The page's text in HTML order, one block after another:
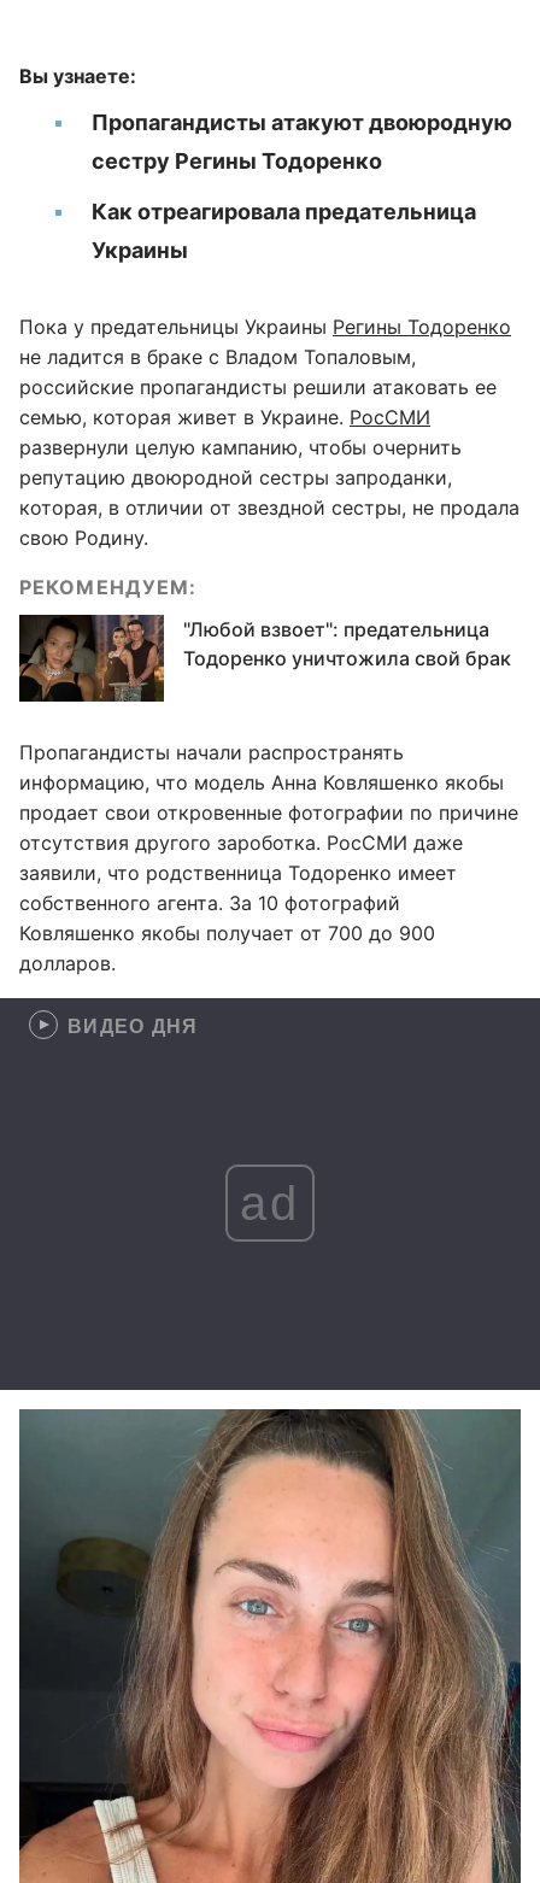
Вы узнаете:
Пропагандисты атакуют двоюродную
сестру Регины Тодоренко
Как отреагировала предательница
Украины
Пока у предательницы Украины Регины Тодоренко
не ладится в браке с Владом Топаловым,
российские пропагандисты решили атаковать ее
семью, которая живет в Украине. РосСМИ
развернули целую кампанию, чтобы очернить
репутацию двоюродной сестры запроданки,
которая, в отличии от звездной сестры, не продала
свою Родину.
РЕКОМЕНДУЕМ:
"Любой взвоет": предательница
Тодоренко уничтожила свой брак
Пропагандисты начали распространять
информацию, что модель Анна Ковляшенко якобы
продает свои откровенные фотографии по причине
отсутствия другого зароботка. РосСМИ даже
заявили, что родственница Тодоренко имеет
собственного агента. За 10 фотографий
Ковляшенко якобы получает от 700 до 900
долларов.
ВИДЕО ДНЯ
ad